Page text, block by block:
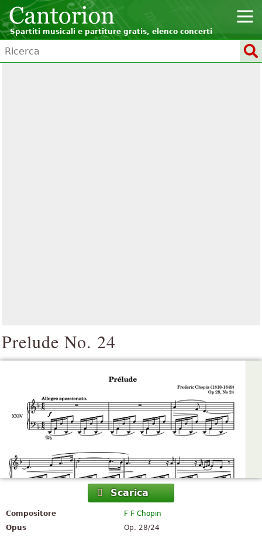
Spartiti musicali e partiture gratis, elenco concerti
Prelude No. 24
Scarica
Compositore
F F Chopin
Opus
Op. 28/24